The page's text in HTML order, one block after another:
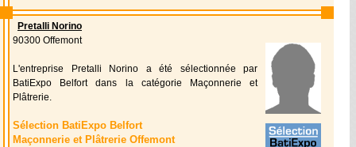
Pretalli Norino
90300 Offemont
L'entreprise Pretalli Norino a été sélectionnée par
BatiExpo Belfort dans la catégorie Maçonnerie et
Plâtrerie.
Sélection BatiExpo Belfort
Maçonnerie et Plâtrerie Offemont